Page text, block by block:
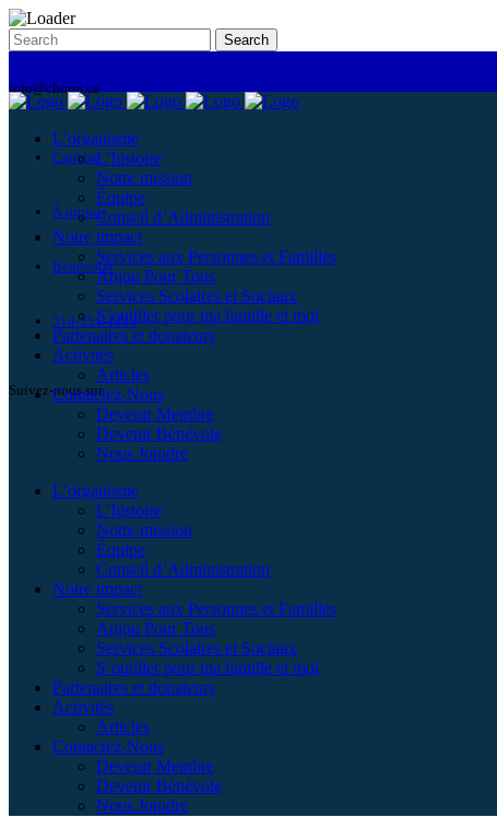
info@chorra.ca
Carrière
À propos
Bénévolat
514-351-1213
Suivez-nous sur
L’organisme
L’histoire
Notre mission
Équipe
Conseil d’Administration
Notre impact
Services aux Personnes et Familles
Anjou Pour Tous
Services Scolaires et Sociaux
S’outiller pour ma famille et moi
Partenaires et donateurs
Activités
Articles
Contactez-Nous
Devenir Membre
Devenir Bénévole
Nous Joindre
L’organisme
L’histoire
Notre mission
Équipe
Conseil d’Administration
Notre impact
Services aux Personnes et Familles
Anjou Pour Tous
Services Scolaires et Sociaux
S’outiller pour ma famille et moi
Partenaires et donateurs
Activités
Articles
Contactez-Nous
Devenir Membre
Devenir Bénévole
Nous Joindre